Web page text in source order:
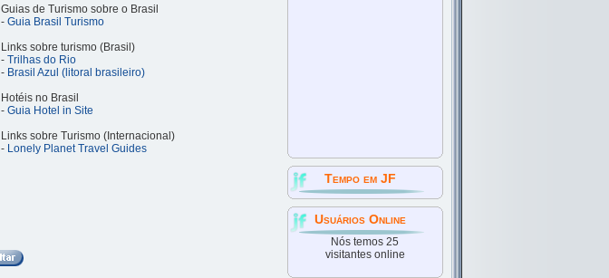
Guias de Turismo sobre o Brasil
- Guia Brasil Turismo
Links sobre turismo (Brasil)
- Trilhas do Rio
- Brasil Azul (litoral brasileiro)
Hotéis no Brasil
- Guia Hotel in Site
Links sobre Turismo (Internacional)
- Lonely Planet Travel Guides
Tempo em JF
Usuários Online
Nós temos 25
visitantes online